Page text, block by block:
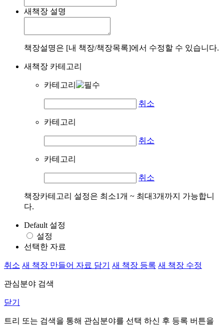
새책장 설명
책장설명은 [내 책장/책장목록]에서 수정할 수 있습니다.
새책장 카테고리
카테고리
취소
카테고리
취소
카테고리
취소
책장카테고리 설정은 최소1개 ~ 최대3개까지 가능합니
다.
Default 설정
설정
선택한 자료
취소 새 책장 만들어 자료 담기 새 책장 등록 새 책장 수정
관심분야 검색
닫기
트리 또는 검색을 통해 관심분야를 선택 하신 후 등록 버튼을